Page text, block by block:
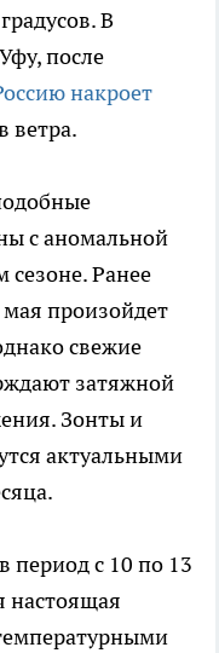
В
после
накроет
ветра.
с аномальной
сезоне. Ранее
мая произойдет
свежие
затяжной
Зонты и
актуальными
период с 10 по 13
настоящая